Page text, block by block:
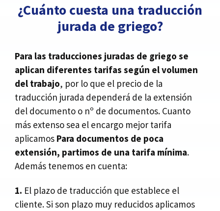
¿Cuánto cuesta una traducción
jurada de griego?
Para las traducciones juradas de griego se
aplican diferentes tarifas según el volumen
del trabajo, por lo que el precio de la
traducción jurada dependerá de la extensión
del documento o nº de documentos. Cuanto
más extenso sea el encargo mejor tarifa
aplicamos Para documentos de poca
extensión, partimos de una tarifa mínima.
Además tenemos en cuenta:
1. El plazo de traducción que establece el
cliente. Si son plazo muy reducidos aplicamos